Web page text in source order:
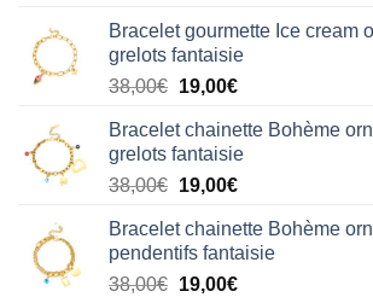
initial
était :
38,00€.
actuel
est :
19,00€.
Bracelet gourmette Ice cream
grelots fantaisie
38,00€ Le
initial
était :
38,00€.
19,00€Le
actuel
est :
19,00€.
Bracelet chainette Bohème
grelots fantaisie
38,00€ Le
initial
était :
38,00€.
19,00€Le
actuel
est :
19,00€.
Bracelet chainette Bohème
pendentifs fantaisie
38,00€ Le
19,00€Le